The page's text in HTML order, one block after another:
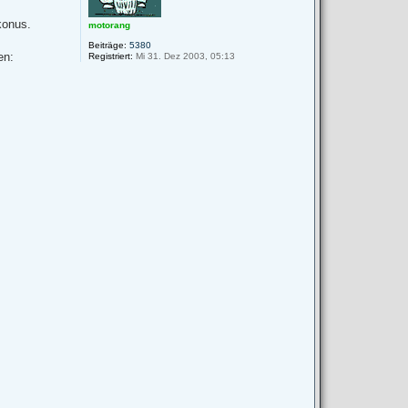
motorang
Beiträge: 5380
Registriert: Mi 31. Dez 2003, 05:13